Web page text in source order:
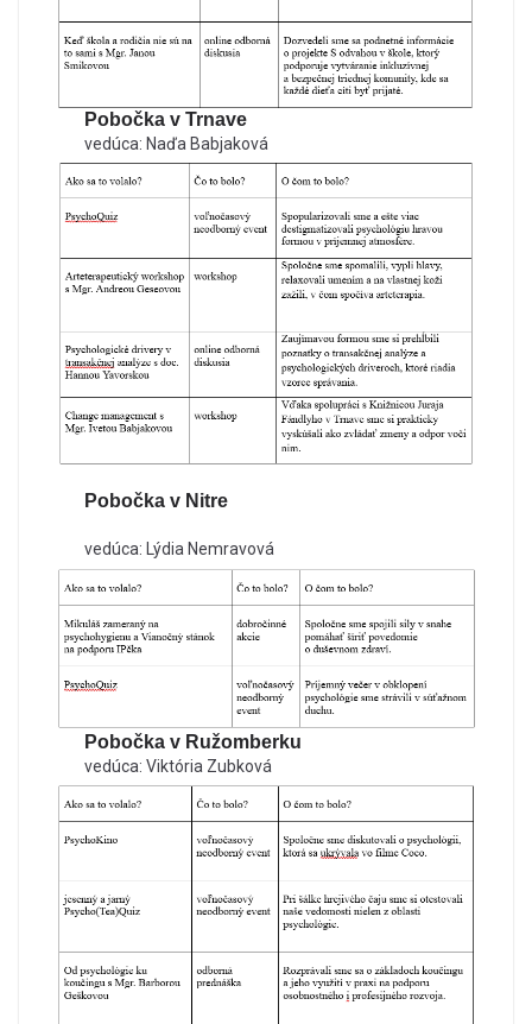
Pobočka v Trnave
vedúca: Naďa Babjaková
Pobočka v Nitre
vedúca: Lýdia Nemravová
Pobočka v Ružomberku
vedúca: Viktória Zubková